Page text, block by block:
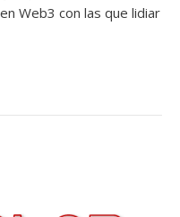
Web3 con las que lidiar